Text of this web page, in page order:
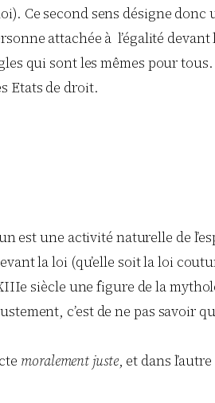
Ce second sens désigne
attachée à l’égalité
qui sont les mêmes pour
Etats de droit.
est une activité naturelle de
la loi (qu’elle soit la loi
siècle une figure de la
c’est de ne pas savoir
moralement juste, et dans